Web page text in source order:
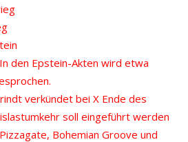
den Epstein-Akten wird etwa
verkündet bei X Ende des
soll eingeführt werden
Bohemian Groove und